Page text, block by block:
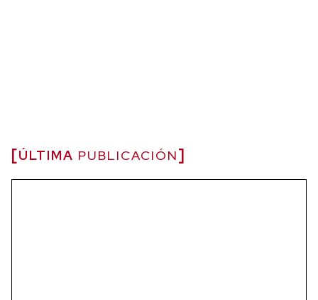
ÚLTIMA PUBLICACIÓN